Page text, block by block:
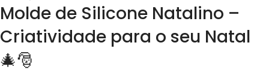
Molde de Silicone Natalino –
Criatividade para o seu Natal
🎄🎅